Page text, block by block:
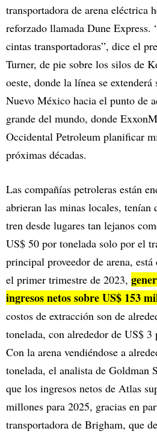
transportadora de arena eléctrica
reforzado llamada Dune Express.
cintas transportadoras”, dice el
Turner, de pie sobre los silos de
oeste, donde la línea se
Nuevo México hacia el punto de
grande del mundo, donde
Occidental Petroleum planificar
próximas décadas.
Las compañías petroleras están
abrieran las minas locales, tenían
tren desde lugares tan lejanos
US$ 50 por tonelada solo por el
principal proveedor de arena,
el primer trimestre de 2023,
ingresos netos sobre US$ 153
costos de extracción son de
tonelada, con alrededor de US$ 3
Con la arena vendiéndose a
tonelada, el analista de Goldman
que los ingresos netos de Atlas
millones para 2025, gracias en
transportadora de Brigham, que